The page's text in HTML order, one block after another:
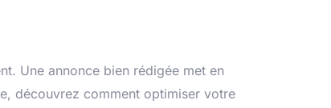
Une annonce bien rédigée met en
découvrez comment optimiser votre